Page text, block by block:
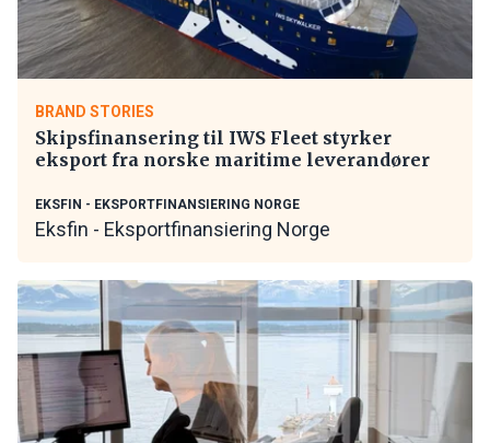
BRAND STORIES
Skipsfinansering til IWS Fleet styrker
eksport fra norske maritime leverandører
EKSFIN - EKSPORTFINANSIERING NORGE
Eksfin - Eksportfinansiering Norge